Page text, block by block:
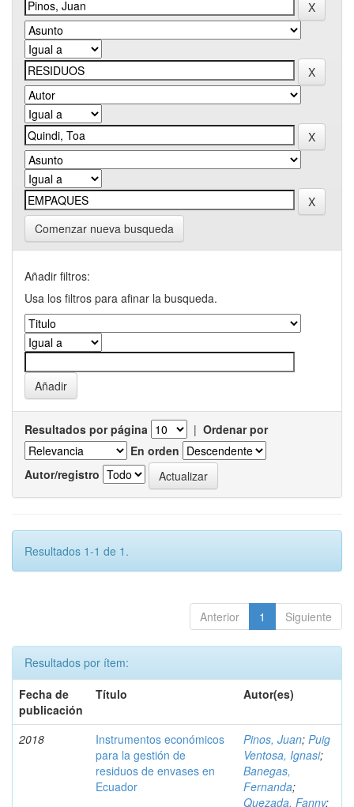
Comenzar nueva busqueda
Añadir filtros:
Usa los filtros para afinar la busqueda.
Resultados por página | Ordenar por
En orden
Autor/registro
Resultados 1-1 de 1.
Anterior 1 Siguiente
Resultados por ítem:
Fecha de
publicación
Título Autor(es)
2018
Instrumentos económicos
para la gestión de
residuos de envases en
Ecuador
Pinos, Juan; Puig
Ventosa, Ignasi;
Banegas,
Fernanda;
Quezada, Fanny;